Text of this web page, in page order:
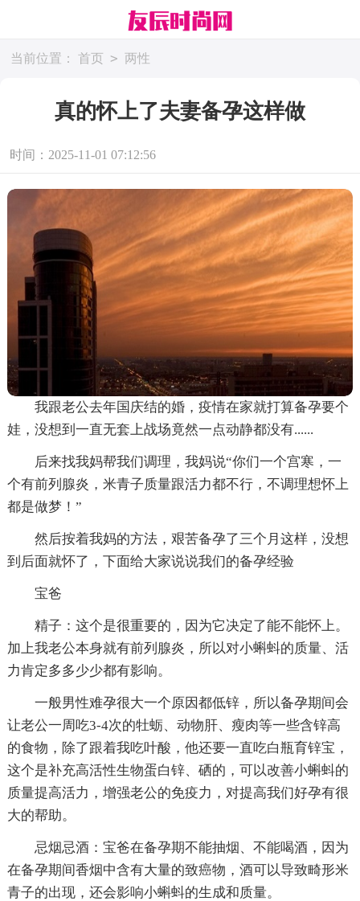
当前位置： 首页 > 两性
真的怀上了夫妻备孕这样做
时间：2025-11-01 07:12:56
我跟老公去年国庆结的婚，疫情在家就打算备孕要个
娃，没想到一直无套上战场竟然一点动静都没有......
后来找我妈帮我们调理，我妈说“你们一个宫寒，一
个有前列腺炎，米青子质量跟活力都不行，不调理想怀上
都是做梦！”
然后按着我妈的方法，艰苦备孕了三个月这样，没想
到后面就怀了，下面给大家说说我们的备孕经验
宝爸
精子：这个是很重要的，因为它决定了能不能怀上。
加上我老公本身就有前列腺炎，所以对小蝌蚪的质量、活
力肯定多多少少都有影响。
一般男性难孕很大一个原因都低锌，所以备孕期间会
让老公一周吃3-4次的牡蛎、动物肝、瘦肉等一些含锌高
的食物，除了跟着我吃叶酸，他还要一直吃白瓶育锌宝，
这个是补充高活性生物蛋白锌、硒的，可以改善小蝌蚪的
质量提高活力，增强老公的免疫力，对提高我们好孕有很
大的帮助。
忌烟忌酒：宝爸在备孕期不能抽烟、不能喝酒，因为
在备孕期间香烟中含有大量的致癌物，酒可以导致畸形米
青子的出现，还会影响小蝌蚪的生成和质量。